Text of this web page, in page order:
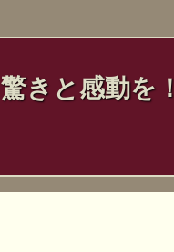
驚きと感動を！